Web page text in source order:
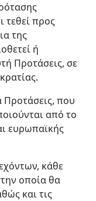
τεθεί προς
της
ή
Προτάσεις, σε
Προτάσεις, που
από το
ευρωπαϊκής
κάθε
οποία θα
και τις